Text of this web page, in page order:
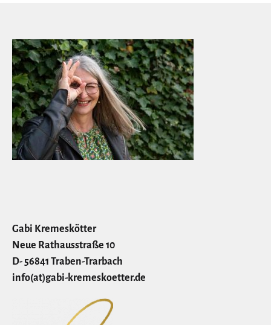
Gabi Kremeskötter
Neue Rathausstraße 10
D- 56841 Traben-Trarbach
info(at)gabi-kremeskoetter.de